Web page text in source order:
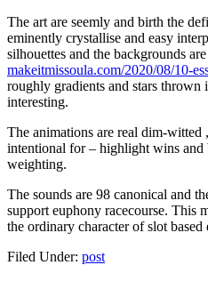
The art are seemly and birth the
eminently crystallise and easy
silhouettes and the backgrounds
makeitmissoula.com/2020/08/10-
roughly gradients and stars thrown
interesting.
The animations are real dim-witted
intentional for – highlight wins and
weighting.
The sounds are 98 canonical and
support euphony racecourse. This
the ordinary character of slot based
Filed Under: post